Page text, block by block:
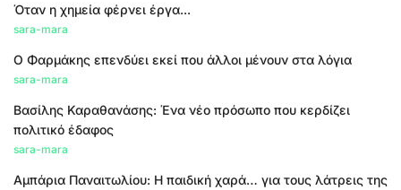
Όταν η χημεία φέρνει έργα...
sara-mara
Ο Φαρμάκης επενδύει εκεί που άλλοι μένουν στα λόγια
sara-mara
Βασίλης Καραθανάσης: Ένα νέο πρόσωπο που κερδίζει
πολιτικό έδαφος
sara-mara
Αμπάρια Παναιτωλίου: Η παιδική χαρά… για τους λάτρεις της